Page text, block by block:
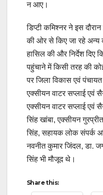
न आए।
डिप्टी कमिश्नर ने इस
की ओर से किए जा रहे अन्य
हासिल की और निर्देश दिए
पहुंचाने में किसी तरह की
पर जिला विकास एवं
एक्सीयन वाटर सप्लाई एवं
एक्सीयन वाटर सप्लाई एवं
सिंह खांबा, एक्सीयन
सिंह, सहायक लोक संपर्क
नवनीत कुमार जिंदल, डा.
सिंह भी मौजूद थे।
Share this: